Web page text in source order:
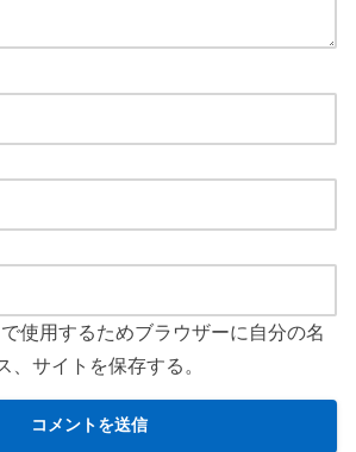
使用するためブラウザーに自分の名
、サイトを保存する。